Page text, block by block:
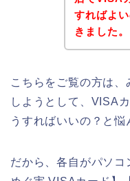
すればよ
きました。
こちらをご覧の方は、
しようとして、VISA
うすればいいの？と悩
だから、各自がパソ